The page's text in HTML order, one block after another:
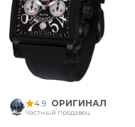
4.9 ОРИГИНАЛ
Частный продавец